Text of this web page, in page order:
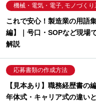
機械・電気・電子, モノづくり
これで安心！製造業の用語
編】｜号口・SOPなど現場
解説
応募書類の作成方法
【見本あり】職務経歴書の
年体式・キャリア式の違い